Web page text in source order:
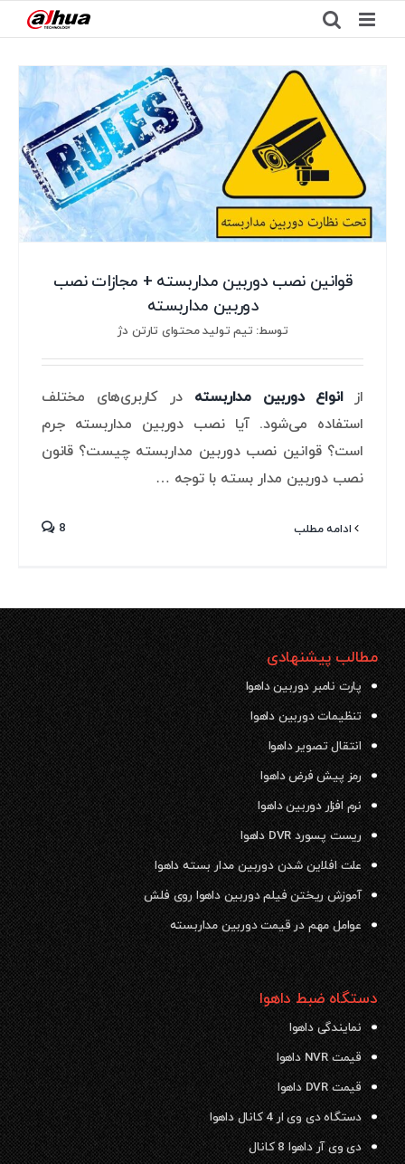
to
content
قوانین نصب دوربین مداربسته + مجازات نصب
دوربین مداربسته
توسط: تیم تولید محتوای تارتن دژ
ازانواع دوربین مداربسته در کاربری‌های مختلف
استفاده می‌شود. آیا نصب دوربین مداربسته جرم
است؟ قوانین نصب دوربین مداربسته چیست؟ قانون
نصب دوربین مدار بسته با توجه …
ادامه مطلب 8
مطالب پیشنهادی
پارت نامبر دوربین داهوا
تنظیمات دوربین داهوا
انتقال تصویر داهوا
رمز پیش فرض داهوا
نرم افزار دوربین داهوا
ریست پسورد DVR داهوا
علت افلاین شدن دوربین مدار بسته داهوا
آموزش ریختن فیلم دوربین داهوا روی فلش
عوامل مهم در قیمت دوربین مداربسته
دستگاه ضبط داهوا
نمایندگی داهوا
قیمت NVR داهوا
قیمت DVR داهوا
دستگاه دی وی ار 4 کانال داهوا
دی وی آر داهوا 8 کانال